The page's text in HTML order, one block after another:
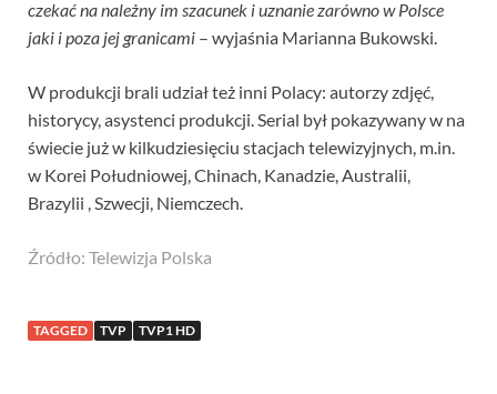
czekać na należny im szacunek i uznanie zarówno w Polsce
jaki i poza jej granicami – wyjaśnia Marianna Bukowski.
W produkcji brali udział też inni Polacy: autorzy zdjęć,
historycy, asystenci produkcji. Serial był pokazywany w na
świecie już w kilkudziesięciu stacjach telewizyjnych, m.in.
w Korei Południowej, Chinach, Kanadzie, Australii,
Brazylii , Szwecji, Niemczech.
Źródło: Telewizja Polska
TAGGED TVP TVP1 HD